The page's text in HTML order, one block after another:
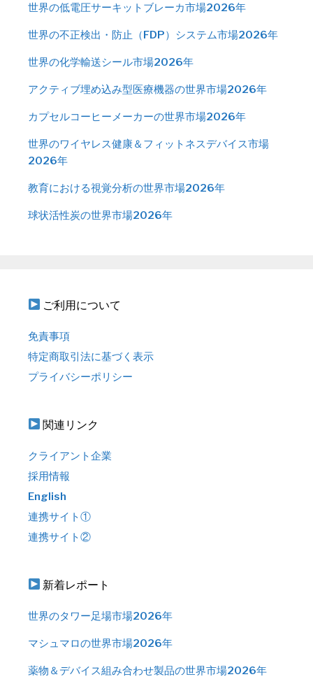
世界の低電圧サーキットブレーカ市場2026年
世界の不正検出・防止（FDP）システム市場2026年
世界の化学輸送シール市場2026年
アクティブ埋め込み型医療機器の世界市場2026年
カプセルコーヒーメーカーの世界市場2026年
世界のワイヤレス健康＆フィットネスデバイス市場
2026年
教育における視覚分析の世界市場2026年
球状活性炭の世界市場2026年
ご利用について
免責事項
特定商取引法に基づく表示
プライバシーポリシー
関連リンク
クライアント企業
採用情報
English
連携サイト①
連携サイト②
新着レポート
世界のタワー足場市場2026年
マシュマロの世界市場2026年
薬物＆デバイス組み合わせ製品の世界市場2026年